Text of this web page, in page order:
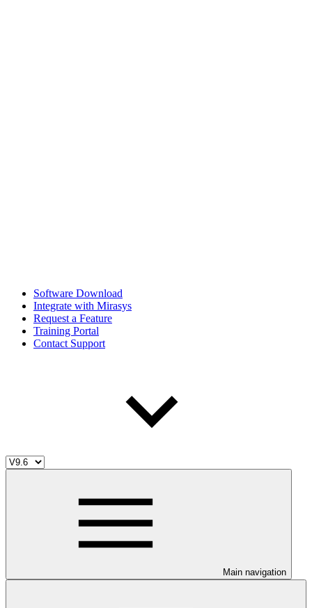
Software Download
Integrate with Mirasys
Request a Feature
Training Portal
Contact Support
Main navigation